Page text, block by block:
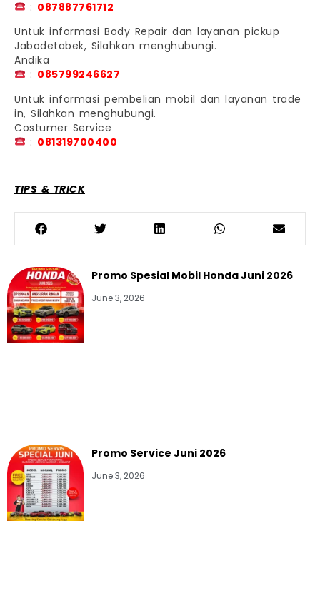
: 087887761712
Untuk informasi Body Repair dan layanan pickup
Jabodetabek, Silahkan menghubungi.
Andika
: 085799246627
Untuk informasi pembelian mobil dan layanan trade
in, Silahkan menghubungi.
Costumer Service
: 081319700400
TIPS & TRICK
Promo Spesial Mobil Honda Juni 2026
June 3, 2026
Promo Service Juni 2026
June 3, 2026